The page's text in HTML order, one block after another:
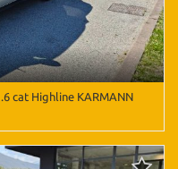
cabrio
cat Highline KARMANN
metallizzato • 3 Porte
Passeggero • Cerchi in